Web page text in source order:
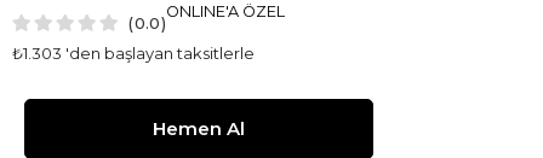
0.0
₺1.303 'den başlayan taksitlerle
ONLINE'A ÖZEL